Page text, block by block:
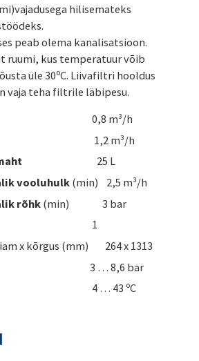
hilisemateks
peab olema kanalisatsioon.
ruumi, kus temperatuur võib
üle 30ºC. Liivafiltri hooldus
vaja teha filtrile läbipesu.
m³/h
m³/h
25 L
vooluhulk(min) 2,5 m³/h
rõhk (min) 3 bar
x kõrgus (mm) 264 x 1313
8,6 bar
4 … 43 ºC